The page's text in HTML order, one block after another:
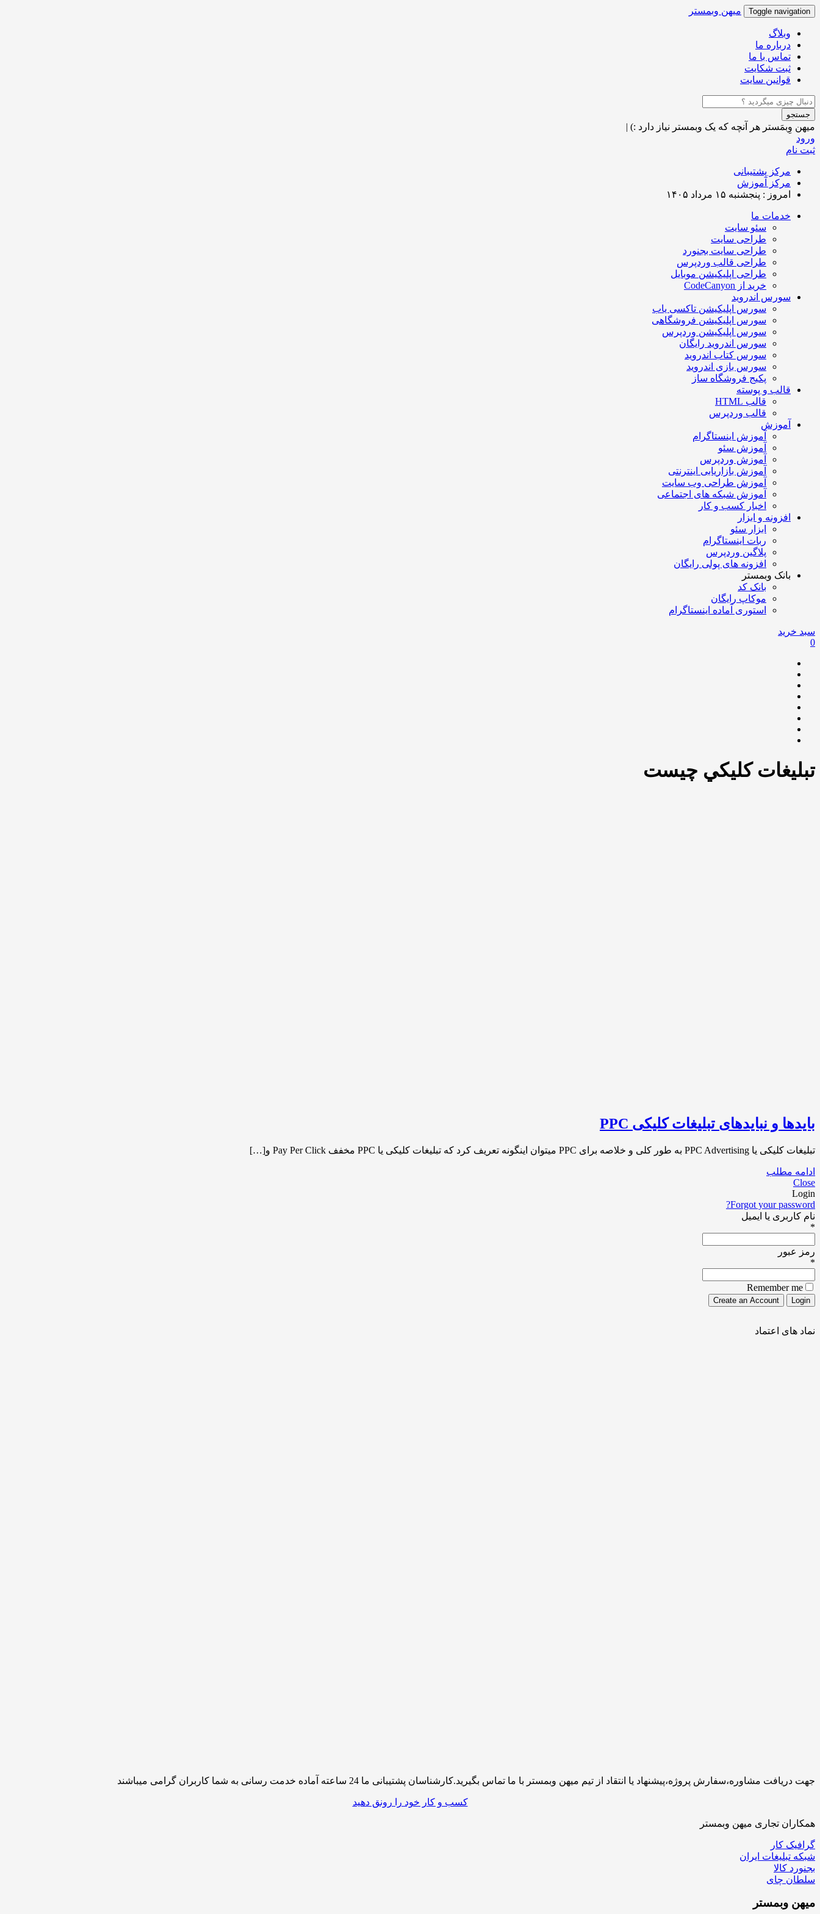
Toggle navigation میهن وبمستر
وبلاگ
درباره ما
تماس با ما
ثبت شکایت
قوانین سایت
جستجو
میهن وِبمَستر هر آنچه که یک وبمستر نیاز دارد :) |
ورود
ثبت نام
مرکز پشتیبانی
مرکز آموزش
امروز : پنجشنبه ۱۵ مرداد ۱۴۰۵
خدمات ما
سئو سایت
طراحی سایت
طراحی سایت بجنورد
طراحی قالب وردپرس
طراحی اپلیکیشن موبایل
خرید از CodeCanyon
سورس اندروید
سورس اپلیکیشن تاکسی یاب
سورس اپلیکیشن فروشگاهی
سورس اپلیکیشن وردپرس
سورس اندروید رایگان
سورس کتاب اندروید
سورس بازی اندروید
پکیج فروشگاه ساز
قالب و پوسته
قالب HTML
قالب وردپرس
آموزش
آموزش اینستاگرام
آموزش سئو
آموزش وردپرس
آموزش بازاریابی اینترنتی
آموزش طراحی وب سایت
آموزش شبکه های اجتماعی
اخبار کسب و کار
افزونه و ابزار
ابزار سئو
ربات اینستاگرام
پلاگین وردپرس
افزونه های پولی رایگان
بانک وبمستر
بانک کد
موکاپ رایگان
استوری آماده اینستاگرام
سبد خرید
0
تبليغات كليكي چيست
بایدها و نبایدهای تبلیغات کلیکی PPC
تبلیغات کلیکی یا PPC Advertising به طور کلی و خلاصه برای PPC میتوان اینگونه تعریف کرد که تبلیغات کلیکی یا PPC مخفف Pay Per Click و[…]
ادامه مطلب
Close
Login
Forgot your password?
نام کاربری یا ایمیل
*
رمز عبور
*
Remember me
نماد های اعتماد
جهت دریافت مشاوره،سفارش پروژه،پیشنهاد یا انتقاد از تیم میهن وبمستر با ما تماس بگیرید.کارشناسان پشتیبانی ما 24 ساعته آماده خدمت رسانی به شما کاربران گرامی میباشند
کسب و کار خود را رونق دهید
همکاران تجاری میهن وبمستر
گرافیک کار
شبکه تبلیغات ایران
بجنورد کالا
سلطان چای
میهن وبمستر